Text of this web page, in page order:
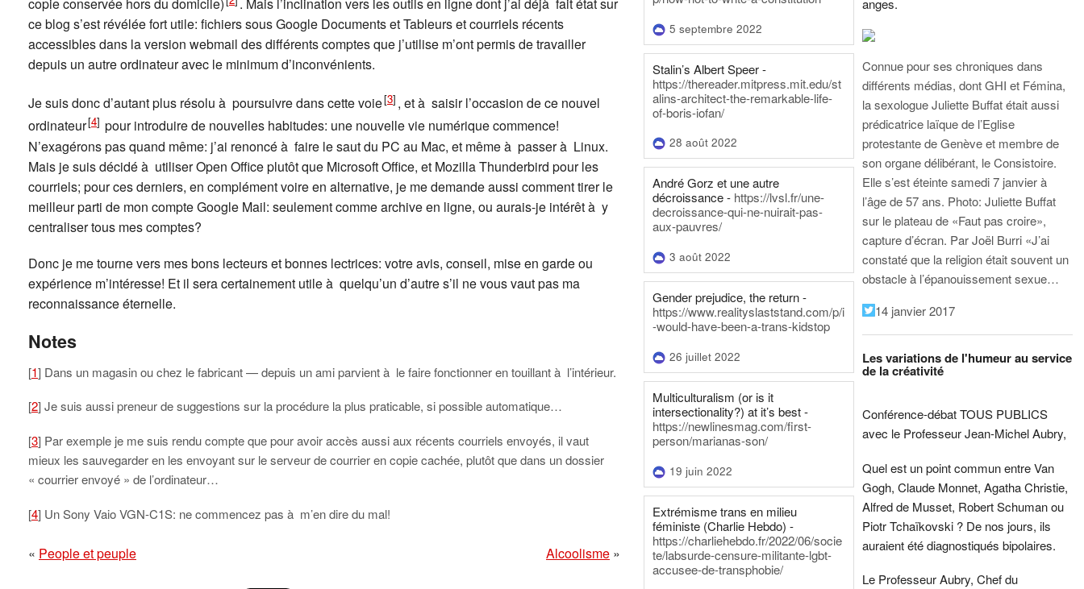
copie conservée hors du domicile)
. Mais l’inclination vers les outils en ligne dont j’ai déjà fait état sur
ce blog s’est révélée fort utile: fichiers sous Google Documents et Tableurs et courriels récents
accessibles dans la version webmail des différents comptes que j’utilise m’ont permis de travailler
depuis un autre ordinateur avec le minimum d’inconvénients.
Je suis donc d’autant plus résolu à poursuivre dans cette voie[3] , et à saisir l’occasion de ce nouvel
ordinateur[4] pour introduire de nouvelles habitudes: une nouvelle vie numérique commence!
N’exagérons pas quand même: j’ai renoncé à faire le saut du PC au Mac, et même à passer à Linux.
Mais je suis décidé à utiliser Open Office plutôt que Microsoft Office, et Mozilla Thunderbird pour les
courriels; pour ces derniers, en complément voire en alternative, je me demande aussi comment tirer le
meilleur parti de mon compte Google Mail: seulement comme archive en ligne, ou aurais-je intérêt à y
centraliser tous mes comptes?
Donc je me tourne vers mes bons lecteurs et bonnes lectrices: votre avis, conseil, mise en garde ou
expérience m’intéresse! Et il sera certainement utile à quelqu’un d’autre s’il ne vous vaut pas ma
reconnaissance éternelle.
Notes
[1] Dans un magasin ou chez le fabricant — depuis un ami parvient à le faire fonctionner en touillant à l’intérieur.
[2] Je suis aussi preneur de suggestions sur la procédure la plus praticable, si possible automatique…
[3] Par exemple je me suis rendu compte que pour avoir accès aussi aux récents courriels envoyés, il vaut
mieux les sauvegarder en les envoyant sur le serveur de courrier en copie cachée, plutôt que dans un dossier
« courrier envoyé » de l’ordinateur…
[4] Un Sony Vaio VGN-C1S: ne commencez pas à m’en dire du mal!
« People et peuple Alcoolisme»
5 septembre 2022
Stalin’s Albert Speer -
https://thereader.mitpress.mit.edu/st
alins-architect-the-remarkable-life-
of-boris-iofan/
28 août 2022
André Gorz et une autre
décroissance - https://lvsl.fr/une-
decroissance-qui-ne-nuirait-pas-
aux-pauvres/
3 août 2022
Gender prejudice, the return -
https://www.realityslaststand.com/p/i
-would-have-been-a-trans-kidstop
26 juillet 2022
Multiculturalism (or is it
intersectionality?) at it’s best -
https://newlinesmag.com/first-
person/marianas-son/
19 juin 2022
Extrémisme trans en milieu
féministe (Charlie Hebdo) -
https://charliehebdo.fr/2022/06/socie
te/labsurde-censure-militante-lgbt-
accusee-de-transphobie/
anges.
Connue pour ses chroniques dans
différents médias, dont GHI et Fémina,
la sexologue Juliette Buffat était aussi
prédicatrice laïque de l’Eglise
protestante de Genève et membre de
son organe délibérant, le Consistoire.
Elle s’est éteinte samedi 7 janvier à
l’âge de 57 ans. Photo: Juliette Buffat
sur le plateau de «Faut pas croire»,
capture d’écran. Par Joël Burri «J’ai
constaté que la religion était souvent un
obstacle à l’épanouissement sexue…
14 janvier 2017
Les variations de l'humeur au service
de la créativité
Conférence-débat TOUS PUBLICS
avec le Professeur Jean-Michel Aubry,
Quel est un point commun entre Van
Gogh, Claude Monnet, Agatha Christie,
Alfred de Musset, Robert Schuman ou
Piotr Tchaïkovski ? De nos jours, ils
auraient été diagnostiqués bipolaires.
Le Professeur Aubry, Chef du